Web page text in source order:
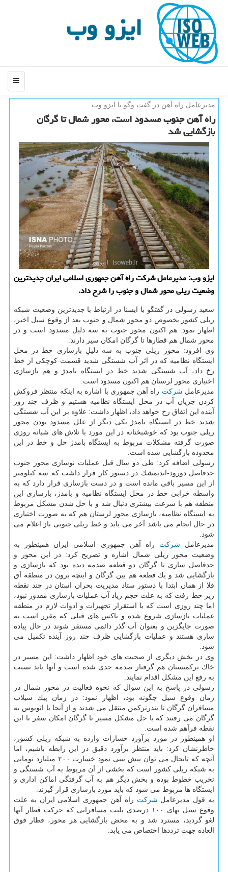
ایزو وب
منو
مدیرعامل راه آهن در گفت وگو با ایزو وب:
راه آهن جنوب مسدود است، محور شمال تا گرگان
بازگشایی شد
ایزو وب: مدیرعامل شركت راه آهن جمهوری اسلامی ایران جدیدترین
وضعیت ریلی محور شمال و جنوب را شرح داد.
سعید رسولی در گفتگو با ایسنا در ارتباط با جدیدترین وضعیت شبكه
ریلی كشور بخصوص دو محور شمال و جنوب بعد از وقوع سیل اخیر،
اظهار نمود: هم اكنون محور جنوب به سه دلیل مسدود است و در
محور شمال هم قطارها تا گرگان امكان سیر دارند.
وی افزود: محور ریلی جنوب به سه دلیلِ بازسازی خط در محل
ایستگاه نظامیه كه در اثر آب شستگی شدید قسمت كوچكی از خط
رخ داد، آب شستگی شدید خط در ایستگاه بامدژ و هم بازسازی
اختیاری محور لرستان هم اكنون مسدود است.
مدیرعامل شركت راه آهن جمهوری با اشاره به اینكه منتظر فروكش
كردن جریان آب در محل ایستگاه نظامیه هستیم و ظرف چند روز
آینده این اتفاق رخ خواهد داد، اظهار داشت: علاوه بر این آب شستگی
شدید خط در ایستگاه بامدژ یكی دیگر از علل مسدود بودن محور
ریلی جنوب بود كه خوشبختانه در این مورد با تلاش های شبانه روزی
صورت گرفته مشكلات مربوط به ایستگاه بامدژ حل و خط در این
محدوده بازگشایی شده است.
رسولی اضافه كرد: طی دو سال قبل عملیات نوسازی محور جنوب
حدفاصل دورود-اندیمشك در دستور كار قرار داشت كه سه كیلومتر
از این مسیر باقی مانده است و در دست بازسازی قرار دارد كه به
واسطه خرابی خط در محل ایستگاه نظامیه و بامدژ، بازسازی این
منطقه هم با سرعت بیشتری دنبال شد و با حل شدن مشكل مربوط
به ایستگاه نظامیه، بازسازی محور لرستان هم كه به صورت اختیاری
در حال انجام می باشد آخر می یابد و خط ریلی جنوبی باز اعلام می
شود.
مدیرعامل شركت راه آهن جمهوری اسلامی ایران همینطور به
وضعیت محور ریلی شمال اشاره و تصریح كرد: در این محور و
حدفاصل ساری تا گرگان دو قطعه صدمه دیده بود كه بازسازی و
بازگشایی شد و یك قطعه هم بین گرگان و اینچه برون در منطقه آق
قلا از همان ابتدا با دستور ستاد مدیریت بحران استان در چند نقطه
زیر خط رفت كه به علت حجم زیاد آب عملیات بازسازی مقدور نبود،
اما چند روزی است كه با استقرار تجهیزات و ادوات لازم در منطقه
عملیات بازسازی شروع شده و باكس های قبلی كه مقرر است به
صورت جایگزین و بعنوان آب گذر دائمی مستقر شوند در حال پیاده
سازی هستند و عملیات بازگشایی ظرف چند روز آینده تكمیل می
شود.
وی در بخش دیگری از صحبت های خود اظهار داشت: این مسیر در
خاك تركمنستان هم گرفتار صدمه جدی شده است و آنها باید نسبت
به رفع این مشكل اقدام نمایند.
رسولی در پاسخ به این سوال كه نحوه فعالیت در محور شمال در
زمان وقوع سیل چگونه بود، اظهار نمود: در زمان پیك سیلاب
مسافران گرگان تا بندرتركمن منتقل می شدند و از آنجا با اتوبوس به
گرگان می رفتند كه با حل مشكل مسیر تا گرگان امكان سفر تا این
نقطه فرآهم شده است.
او همینطور در مورد برآورد خسارات وارده به شبكه ریلی كشور،
خاطرنشان كرد: باید منتظر برآورد دقیق در این رابطه باشیم، اما
آنچه كه تابحال می توان پیش بینی نمود خسارت ۲۰۰ میلیارد تومانی
به شبكه ریلی كشور است كه بخشی از آن مربوط به آب شستگی و
تخریب خطوط بوده و بخش دیگر هم به آب گرفتگی اماكن اداری و
ایستگاه ها مربوط می شود كه باید مورد بازسازی قرار گیرند.
به قول مدیرعامل شركت راه آهن جمهوری اسلامی ایران به علت
وقوع سیل بهای ۱۰۰ درصدی بلیت مسافرانی كه حركت قطار آنها
لغو گردید، مسترد شد و به محض بازگشایی هر محور، قطار فوق
العاده جهت ترددها اختصاص می یابد.